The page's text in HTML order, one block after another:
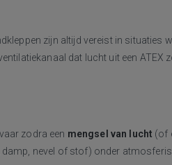
zijn altijd vereist in situaties
dat lucht uit een ATEX
zodra een mengsel van lucht (of
damp, nevel of stof) onder